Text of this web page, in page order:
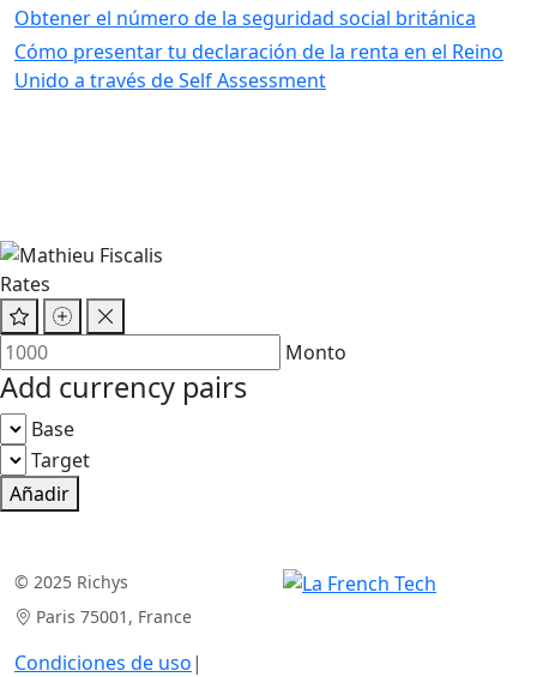
Obtener el número de la seguridad social británica
Cómo presentar tu declaración de la renta en el Reino
Unido a través de Self Assessment
Rates
Monto
Add currency pairs
Base
Target
Añadir
© 2025 Richys
Paris 75001, France
Condiciones de uso|